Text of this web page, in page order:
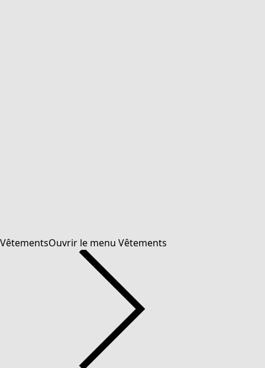
VêtementsOuvrir le menu Vêtements